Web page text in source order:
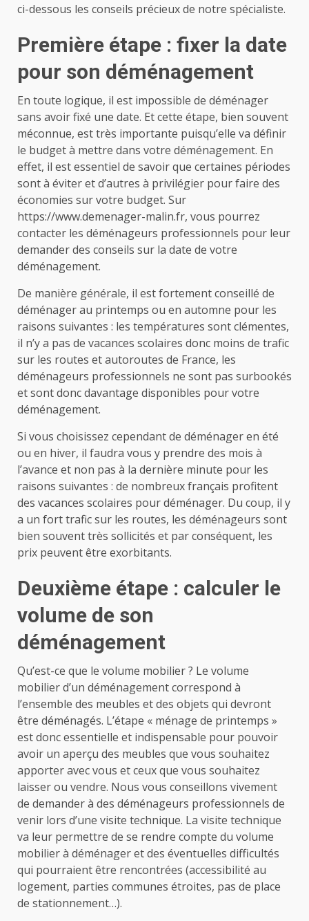
ci-dessous les conseils précieux de notre spécialiste.
Première étape : fixer la date
pour son déménagement
En toute logique, il est impossible de déménager
sans avoir fixé une date. Et cette étape, bien souvent
méconnue, est très importante puisqu’elle va définir
le budget à mettre dans votre déménagement. En
effet, il est essentiel de savoir que certaines périodes
sont à éviter et d’autres à privilégier pour faire des
économies sur votre budget. Sur
https://www.demenager-malin.fr, vous pourrez
contacter les déménageurs professionnels pour leur
demander des conseils sur la date de votre
déménagement.
De manière générale, il est fortement conseillé de
déménager au printemps ou en automne pour les
raisons suivantes : les températures sont clémentes,
il n’y a pas de vacances scolaires donc moins de trafic
sur les routes et autoroutes de France, les
déménageurs professionnels ne sont pas surbookés
et sont donc davantage disponibles pour votre
déménagement.
Si vous choisissez cependant de déménager en été
ou en hiver, il faudra vous y prendre des mois à
l’avance et non pas à la dernière minute pour les
raisons suivantes : de nombreux français profitent
des vacances scolaires pour déménager. Du coup, il y
a un fort trafic sur les routes, les déménageurs sont
bien souvent très sollicités et par conséquent, les
prix peuvent être exorbitants.
Deuxième étape : calculer le
volume de son
déménagement
Qu’est-ce que le volume mobilier ? Le volume
mobilier d’un déménagement correspond à
l’ensemble des meubles et des objets qui devront
être déménagés. L’étape « ménage de printemps »
est donc essentielle et indispensable pour pouvoir
avoir un aperçu des meubles que vous souhaitez
apporter avec vous et ceux que vous souhaitez
laisser ou vendre. Nous vous conseillons vivement
de demander à des déménageurs professionnels de
venir lors d’une visite technique. La visite technique
va leur permettre de se rendre compte du volume
mobilier à déménager et des éventuelles difficultés
qui pourraient être rencontrées (accessibilité au
logement, parties communes étroites, pas de place
de stationnement…).